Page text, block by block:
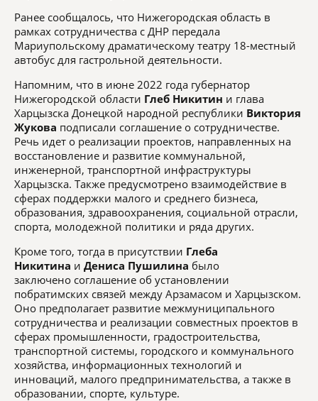
Ранее сообщалось, что Нижегородская область в
рамках сотрудничества с ДНР передала
Мариупольскому драматическому театру 18-местный
автобус для гастрольной деятельности.
Напомним, что в июне 2022 года губернатор
Нижегородской области Глеб Никитин и глава
Харцызска Донецкой народной республики Виктория
Жукова подписали соглашение о сотрудничестве.
Речь идет о реализации проектов, направленных на
восстановление и развитие коммунальной,
инженерной, транспортной инфраструктуры
Харцызска. Также предусмотрено взаимодействие в
сферах поддержки малого и среднего бизнеса,
образования, здравоохранения, социальной отрасли,
спорта, молодежной политики и ряда других.
Кроме того, тогда в присутствии Глеба
Никитина и Дениса Пушилина было
заключено соглашение об установлении
побратимских связей между Арзамасом и Харцызском.
Оно предполагает развитие межмуниципального
сотрудничества и реализации совместных проектов в
сферах промышленности, градостроительства,
транспортной системы, городского и коммунального
хозяйства, информационных технологий и
инноваций, малого предпринимательства, а также в
образовании, спорте, культуре.